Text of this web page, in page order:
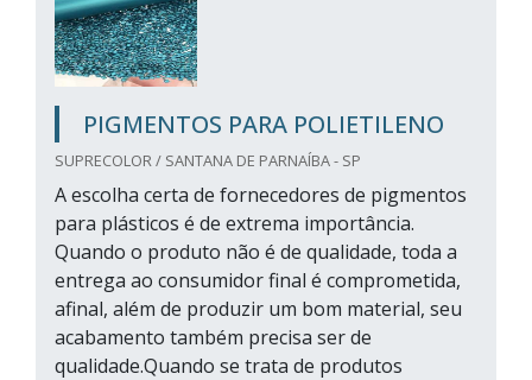
PIGMENTOS PARA POLIETILENO
SUPRECOLOR / SANTANA DE PARNAÍBA - SP
A escolha certa de fornecedores de pigmentos
para plásticos é de extrema importância.
Quando o produto não é de qualidade, toda a
entrega ao consumidor final é comprometida,
afinal, além de produzir um bom material, seu
acabamento também precisa ser de
qualidade.Quando se trata de produtos